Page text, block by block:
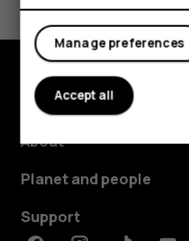
Yes No
Explore
About
Planet and people
Support
Manage preferences
Accept all